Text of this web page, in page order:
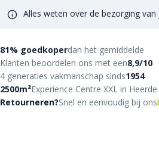
Alles weten over de bezorging
81% goedkoperdan het gemiddelde
Klanten beoordelen ons met een8,9/10
4 generaties vakmanschap sinds1954
2500m²Experience Centre XXL in Heerde
Retourneren?Snel en eenvoudig bij ons